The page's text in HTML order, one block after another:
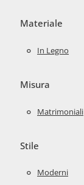
Materiale
In Legno
Misura
Matrimoniali
Stile
Moderni